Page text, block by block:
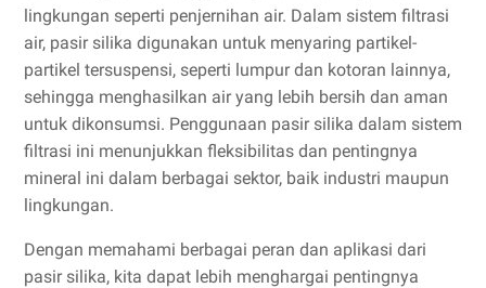
lingkungan seperti penjernihan air. Dalam sistem filtrasi
air, pasir silika digunakan untuk menyaring partikel-
partikel tersuspensi, seperti lumpur dan kotoran lainnya,
sehingga menghasilkan air yang lebih bersih dan aman
untuk dikonsumsi. Penggunaan pasir silika dalam sistem
filtrasi ini menunjukkan fleksibilitas dan pentingnya
mineral ini dalam berbagai sektor, baik industri maupun
lingkungan.
Dengan memahami berbagai peran dan aplikasi dari
pasir silika, kita dapat lebih menghargai pentingnya